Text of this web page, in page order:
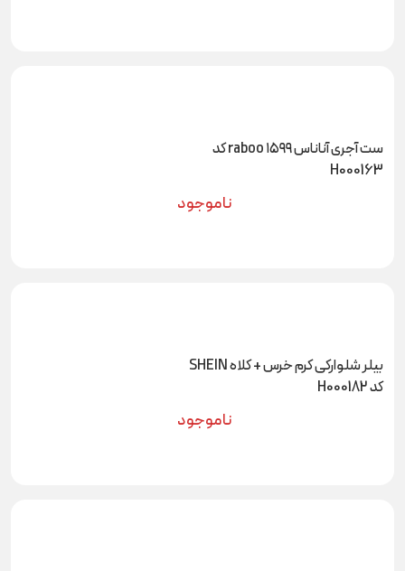
ست آجری آناناس ۱۵۹۹ raboo کد
H000163
ناموجود
بیلر شلوارکی کرم خرس + کلاه SHEIN
کد H000182
ناموجود